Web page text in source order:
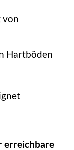
von
Hartböden
erreichbare